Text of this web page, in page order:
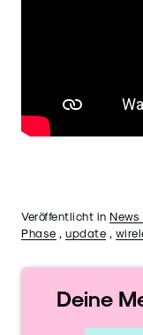
Veröffentlicht in News
Phase
update
Deine